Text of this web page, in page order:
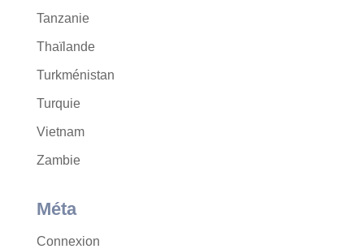
Tanzanie
Thaïlande
Turkménistan
Turquie
Vietnam
Zambie
Méta
Connexion